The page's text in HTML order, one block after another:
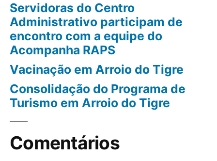
Servidoras do Centro
Administrativo participam de
encontro com a equipe do
Acompanha RAPS
Vacinação em Arroio do Tigre
Consolidação do Programa de
Turismo em Arroio do Tigre
Comentários